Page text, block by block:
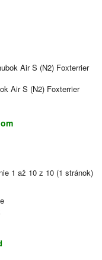
Air S (N2) Foxterrier
1 až 10 z 10 (1 stránok)